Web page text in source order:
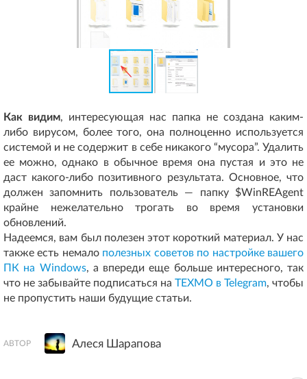
Как видим, интересующая нас папка не создана каким-
либо вирусом, более того, она полноценно используется
системой и не содержит в себе никакого “мусора”. Удалить
ее можно, однако в обычное время она пустая и это не
даст какого-либо позитивного результата. Основное, что
должен запомнить пользователь — папку $WinREAgent
крайне нежелательно трогать во время установки
обновлений.
Надеемся, вам был полезен этот короткий материал. У нас
также есть немало полезных советов по настройке вашего
ПК на Windows, а впереди еще больше интересного, так
что не забывайте подписаться на ТЕХМО в Telegram, чтобы
не пропустить наши будущие статьи.
АВТОР Алеся Шарапова